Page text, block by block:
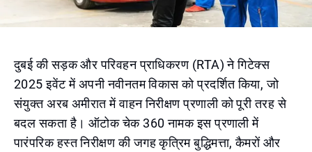
दुबई की सड़क और परिवहन प्राधिकरण (RTA) ने गिटेक्स
2025 इवेंट में अपनी नवीनतम विकास को प्रदर्शित किया, जो
संयुक्त अरब अमीरात में वाहन निरीक्षण प्रणाली को पूरी तरह से
बदल सकता है। ऑटोक चेक 360 नामक इस प्रणाली में
पारंपरिक हस्त निरीक्षण की जगह कृत्रिम बुद्धिमत्ता, कैमरों और